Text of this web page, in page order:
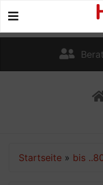
Startseite » bis